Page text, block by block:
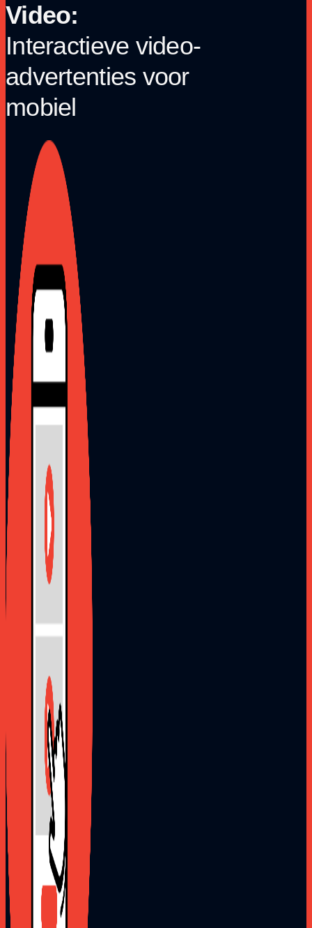
Video:
Interactieve video-
advertenties voor
mobiel